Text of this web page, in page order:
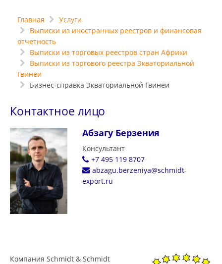
Главная
Услуги
Выписки из иностранных реестров и финансовая
отчетность
Выписки из торговых реестров стран Африки
Выписки из торгового реестра Экваториальной
Гвинеи
Бизнес-справка Экваториальной Гвинеи
Контактное лицо
Абзагу Берзения
Консультант
+7 495 119 8707
abzagu.berzeniya@schmidt-
export.ru
Компания Schmidt & Schmidt